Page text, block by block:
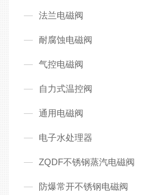
法兰电磁阀
耐腐蚀电磁阀
气控电磁阀
自力式温控阀
通用电磁阀
电子水处理器
ZQDF不锈钢蒸汽电磁阀
防爆常开不锈钢电磁阀